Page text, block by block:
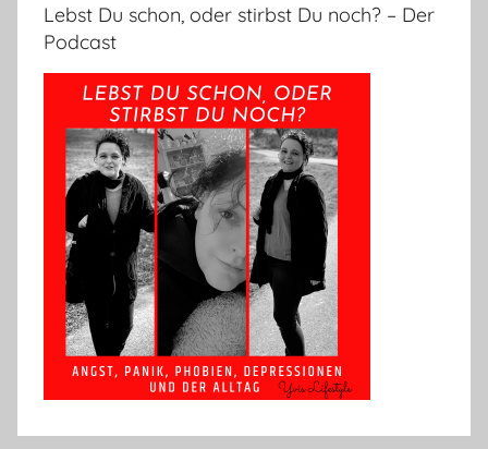
Lebst Du schon, oder stirbst Du noch? – Der
Podcast